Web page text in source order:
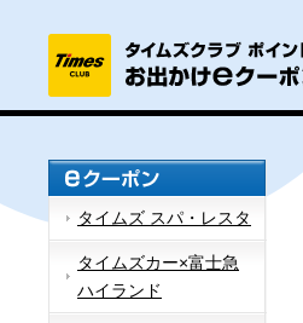
タイムズ スパ・レスタ
タイムズカー×富士急
ハイランド